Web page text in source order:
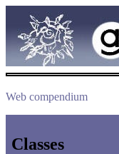
Web compendium
Classes